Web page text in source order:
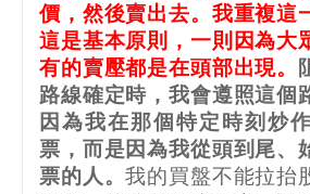
價，然後賣出去。我重複這
這是基本原則，一則因為大
有的賣壓都是在頭部出現。
路線確定時，我會遵照這個
因為我在那個特定時刻炒
票，而是因為我從頭到尾、
票的人。我的買盤不能拉抬